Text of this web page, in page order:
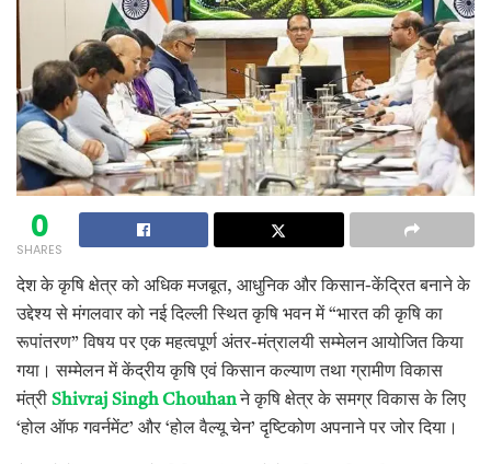
0
SHARES
देश के कृषि क्षेत्र को अधिक मजबूत, आधुनिक और किसान-केंद्रित बनाने के
उद्देश्य से मंगलवार को नई दिल्ली स्थित कृषि भवन में “भारत की कृषि का
रूपांतरण” विषय पर एक महत्वपूर्ण अंतर-मंत्रालयी सम्मेलन आयोजित किया
गया। सम्मेलन में केंद्रीय कृषि एवं किसान कल्याण तथा ग्रामीण विकास
मंत्री Shivraj Singh Chouhanने कृषि क्षेत्र के समग्र विकास के लिए
‘होल ऑफ गवर्नमेंट’ और ‘होल वैल्यू चेन’ दृष्टिकोण अपनाने पर जोर दिया।